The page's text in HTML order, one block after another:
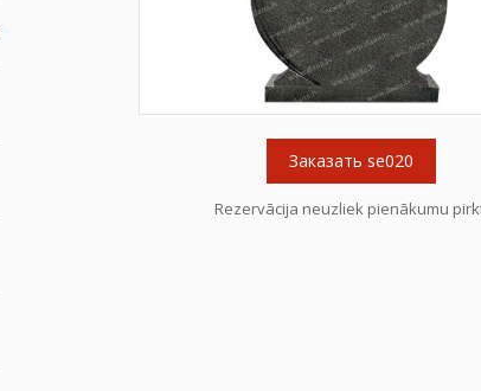
Заказать se020
Rezervācija neuzliek pienākumu